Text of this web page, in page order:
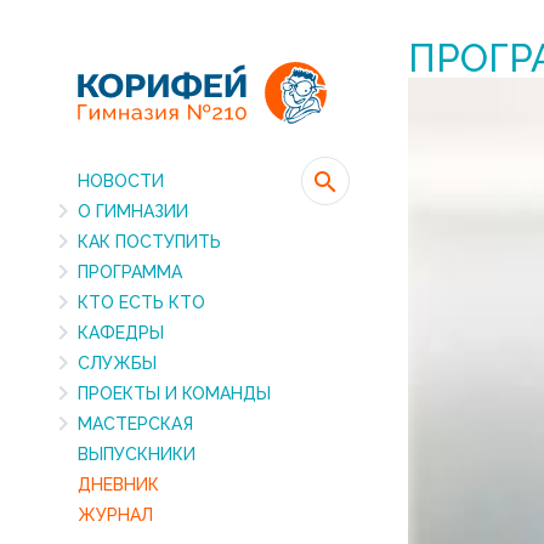
НОВОСТИ
О ГИМНАЗИИ
КАК ПОСТУПИТЬ
ПРОГРАММА
КТО ЕСТЬ КТО
КАФЕДРЫ
СЛУЖБЫ
ПРОЕКТЫ И КОМАНДЫ
МАСТЕРСКАЯ
ВЫПУСКНИКИ
ДНЕВНИК
ЖУРНАЛ